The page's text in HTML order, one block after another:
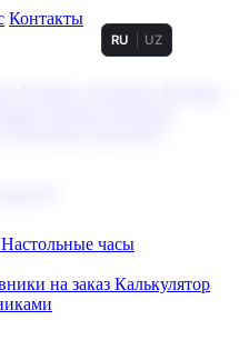
Контакты
RU UZ
Настольные часы
на заказ Калькулятор